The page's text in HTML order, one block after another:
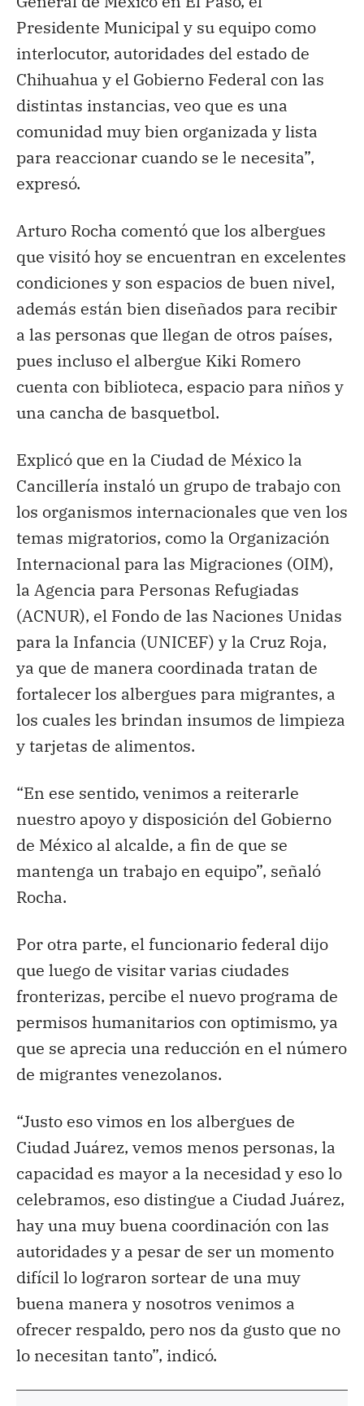
Presidente Municipal y su equipo como
interlocutor, autoridades del estado de
Chihuahua y el Gobierno Federal con las
distintas instancias, veo que es una
comunidad muy bien organizada y lista
para reaccionar cuando se le necesita”,
expresó.
Arturo Rocha comentó que los albergues
que visitó hoy se encuentran en excelentes
condiciones y son espacios de buen nivel,
además están bien diseñados para recibir
a las personas que llegan de otros países,
pues incluso el albergue Kiki Romero
cuenta con biblioteca, espacio para niños y
una cancha de basquetbol.
Explicó que en la Ciudad de México la
Cancillería instaló un grupo de trabajo con
los organismos internacionales que ven los
temas migratorios, como la Organización
Internacional para las Migraciones (OIM),
la Agencia para Personas Refugiadas
(ACNUR), el Fondo de las Naciones Unidas
para la Infancia (UNICEF) y la Cruz Roja,
ya que de manera coordinada tratan de
fortalecer los albergues para migrantes, a
los cuales les brindan insumos de limpieza
y tarjetas de alimentos.
“En ese sentido, venimos a reiterarle
nuestro apoyo y disposición del Gobierno
de México al alcalde, a fin de que se
mantenga un trabajo en equipo”, señaló
Rocha.
Por otra parte, el funcionario federal dijo
que luego de visitar varias ciudades
fronterizas, percibe el nuevo programa de
permisos humanitarios con optimismo, ya
que se aprecia una reducción en el número
de migrantes venezolanos.
“Justo eso vimos en los albergues de
Ciudad Juárez, vemos menos personas, la
capacidad es mayor a la necesidad y eso lo
celebramos, eso distingue a Ciudad Juárez,
hay una muy buena coordinación con las
autoridades y a pesar de ser un momento
difícil lo lograron sortear de una muy
buena manera y nosotros venimos a
ofrecer respaldo, pero nos da gusto que no
lo necesitan tanto”, indicó.